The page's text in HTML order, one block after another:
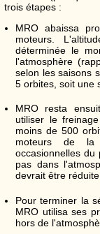
trois étapes :
MRO abaissa
moteurs.
déterminée le
l'atmosphère
selon les saisons
5 orbites, soit une
MRO resta
utiliser le
moins de 500
moteurs de la
occasionnelles
pas dans
devrait être
Pour terminer la
MRO utilisa ses
hors de